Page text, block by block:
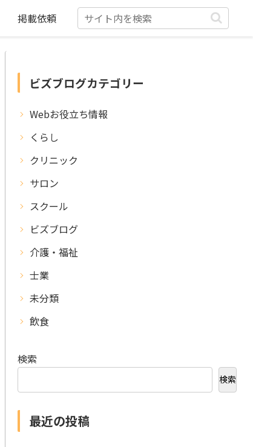
掲載依頼
ビズブログカテゴリー
Webお役立ち情報
くらし
クリニック
サロン
スクール
ビズブログ
介護・福祉
士業
未分類
飲食
検索
検索
最近の投稿